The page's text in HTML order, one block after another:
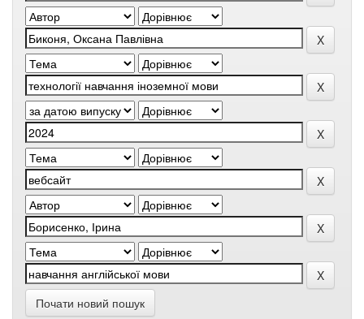
Почати новий пошук